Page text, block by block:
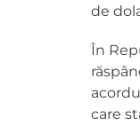
de
În
care